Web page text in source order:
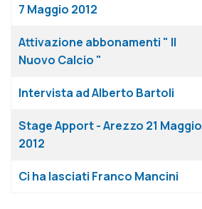
7 Maggio 2012
Attivazione abbonamenti " Il
Nuovo Calcio "
Intervista ad Alberto Bartoli
Stage Apport - Arezzo 21 Maggio
2012
Ci ha lasciati Franco Mancini